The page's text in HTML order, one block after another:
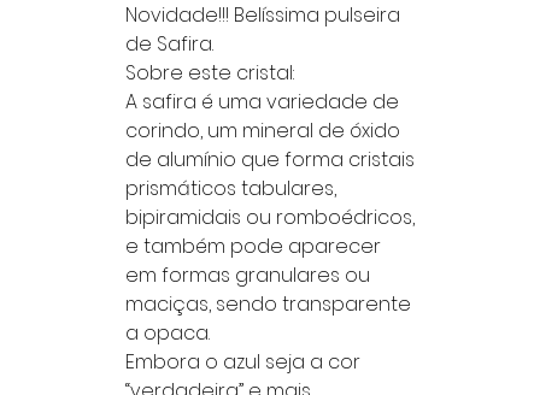
Novidade!!! Belíssima pulseira
de Safira.
Sobre este cristal:
A safira é uma variedade de
corindo, um mineral de óxido
de alumínio que forma cristais
prismáticos tabulares,
bipiramidais ou romboédricos,
e também pode aparecer
em formas granulares ou
maciças, sendo transparente
a opaca.
Embora o azul seja a cor